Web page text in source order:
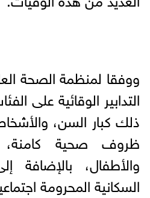
ووفقا لمنظمة الصحة
التدابير الوقائية على
ذلك كبار السن،
ظروف صحية كامنة،
والأطفال، بالإضافة
السكانية المحرومة